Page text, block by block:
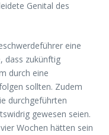
Genital des
eine
dass zukünftig
durch eine
sollten. Zudem
durchgeführten
gewesen seien.
Wochen hätten sein